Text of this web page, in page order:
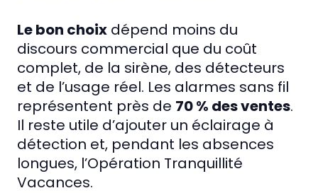
Le bon choix dépend moins du
discours commercial que du coût
complet, de la sirène, des détecteurs
et de l’usage réel. Les alarmes sans fil
représentent près de 70 % des ventes.
Il reste utile d’ajouter un éclairage à
détection et, pendant les absences
longues, l’Opération Tranquillité
Vacances.